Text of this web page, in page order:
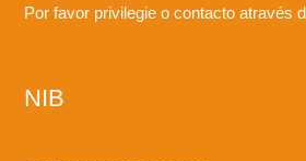
Por favor privilegie o contacto através
NIB